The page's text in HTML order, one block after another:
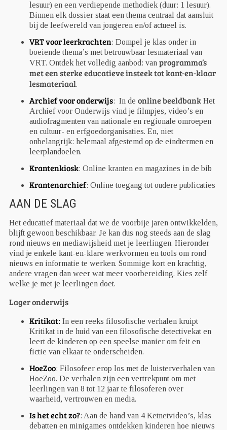
lesuur) en een verdiepende methodiek (duur: 1 lesuur).
Binnen elk dossier staat een thema centraal dat aansluit
bij de leefwereld van jongeren en/of actueel is.
VRT voor leerkrachten: Dompel je klas onder in
boeiende thema’s met betrouwbaar lesmateriaal van
VRT. Ontdek het volledig aanbod: van programma’s
met een sterke educatieve insteek tot kant-en-klaar
lesmateriaal.
Archief voor onderwijs: In de online beeldbank Het
Archief voor Onderwijs vind je filmpjes, video’s en
audiofragmenten van nationale en regionale omroepen
en cultuur- en erfgoedorganisaties. En, niet
onbelangrijk: helemaal afgestemd op de eindtermen en
leerplandoelen.
Krantenkiosk: Online kranten en magazines in de bib
Krantenarchief: Online toegang tot oudere publicaties
AAN DE SLAG
Het educatief materiaal dat we de voorbije jaren ontwikkelden,
blijft gewoon beschikbaar. Je kan dus nog steeds aan de slag
rond nieuws en mediawijsheid met je leerlingen. Hieronder
vind je enkele kant-en-klare werkvormen en tools om rond
nieuws en informatie te werken. Sommige kort en krachtig,
andere vragen dan weer wat meer voorbereiding. Kies zelf
welke je met je leerlingen doet.
Lager onderwijs
Kritikat: In een reeks filosofische verhalen kruipt
Kritikat in de huid van een filosofische detectivekat en
leert de kinderen op een speelse manier om feit en
fictie van elkaar te onderscheiden.
HoeZoo: Filosofeer erop los met de luisterverhalen van
HoeZoo. De verhalen zijn een vertrekpunt om met
leerlingen van 8 tot 12 jaar te filosoferen over
waarheid, vertrouwen en media.
Is het echt zo?: Aan de hand van 4 Ketnetvideo’s, klas
debatten en minigames ontdekken kinderen hoe nieuws